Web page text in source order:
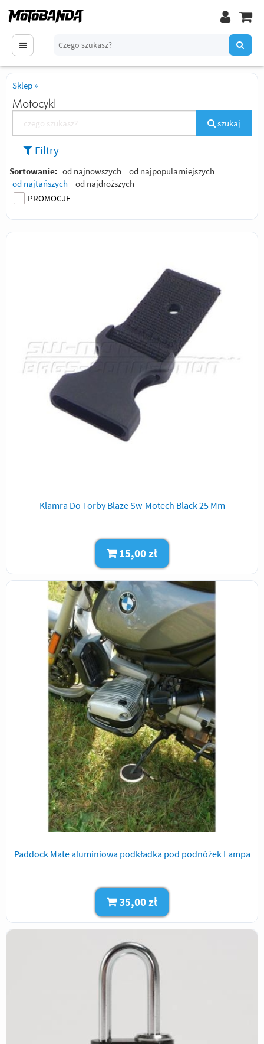
Sklep »
Motocykl
szukaj
Filtry
Sortowanie: od najnowszych
od najpopularniejszych
od najtańszych
od najdroższych
PROMOCJE
Klamra Do Torby Blaze Sw-Motech Black 25 Mm
15,00 zł
Paddock Mate aluminiowa podkładka pod podnóżek Lampa
35,00 zł